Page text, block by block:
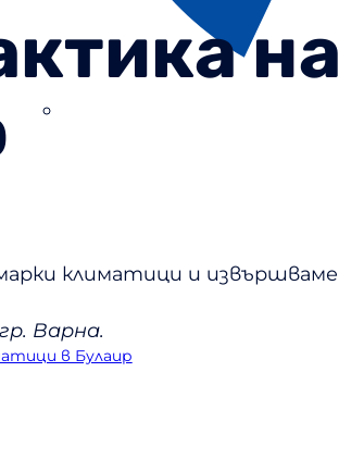
климатици и извършваме
Варна.
в Булаир